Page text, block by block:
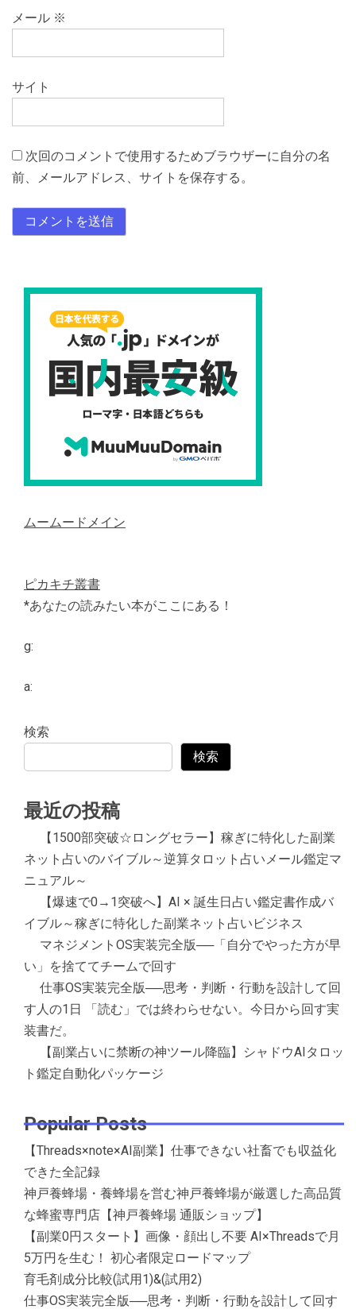
メール ※
サイト
次回のコメントで使用するためブラウザーに自分の名
前、メールアドレス、サイトを保存する。
ムームードメイン
ピカキチ叢書
*あなたの読みたい本がここにある！
g:
a:
検索
検索
最近の投稿
【1500部突破☆ロングセラー】稼ぎに特化した副業
ネット占いのバイブル～逆算タロット占いメール鑑定マ
ニュアル～
【爆速で0→1突破へ】AI × 誕生日占い鑑定書作成バ
イブル～稼ぎに特化した副業ネット占いビジネス
マネジメントOS実装完全版──「自分でやった方が早
い」を捨ててチームで回す
仕事OS実装完全版──思考・判断・行動を設計して回
す人の1日 「読む」では終わらせない。今日から回す実
装書だ。
【副業占いに禁断の神ツール降臨】シャドウAIタロッ
ト鑑定自動化パッケージ
Popular Posts
【Threads×note×AI副業】仕事できない社畜でも収益化
できた全記録
神戸養蜂場・養蜂場を営む神戸養蜂場が厳選した高品質
な蜂蜜専門店【神戸養蜂場 通販ショップ】
【副業0円スタート】画像・顔出し不要 AI×Threadsで月
5万円を生む！ 初心者限定ロードマップ
育毛剤成分比較(試用1)&(試用2)
仕事OS実装完全版──思考・判断・行動を設計して回す